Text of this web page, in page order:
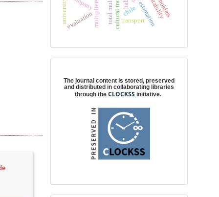
estimation
chile
evaluation transport
The journal content is stored, preserved
and distributed in collaborating libraries
through theCLOCKSS initiative.